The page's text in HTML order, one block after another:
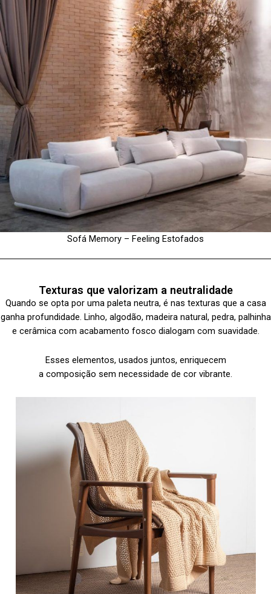
Sofá Memory – Feeling Estofados
Texturas que valorizam a neutralidade
Quando se opta por uma paleta neutra, é nas texturas que a casa
ganha profundidade. Linho, algodão, madeira natural, pedra, palhinha
e cerâmica com acabamento fosco dialogam com suavidade.
Esses elementos, usados juntos, enriquecem
a composição sem necessidade de cor vibrante.